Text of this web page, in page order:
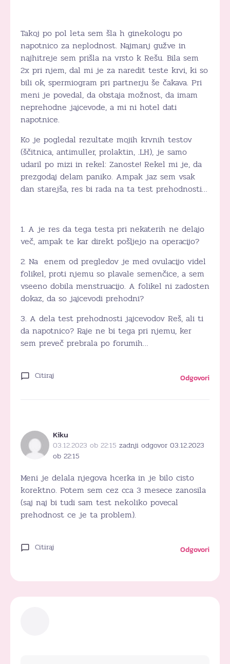
Takoj po pol leta sem šla h ginekologu po
napotnico za neplodnost. Najmanj gužve in
najhitreje sem prišla na vrsto k Rešu. Bila sem
2x pri njem, dal mi je za naredit teste krvi, ki so
bili ok, spermiogram pri partnerju še čakava. Pri
meni je povedal, da obstaja možnost, da imam
neprehodne jajcevode, a mi ni hotel dati
napotnice.
Ko je pogledal rezultate mojih krvnih testov
(ščitnica, antimuller, prolaktin, .LH), je samo
udaril po mizi in rekel: Zanoste! Rekel mi je, da
prezgodaj delam paniko. Ampak jaz sem vsak
dan starejša, res bi rada na ta test prehodnosti…
1. A je res da tega testa pri nekaterih ne delajo
več, ampak te kar direkt pošljejo na operacijo?
2. Na enem od pregledov je med ovulacijo videl
folikel, proti njemu so plavale semenčice, a sem
vseeno dobila menstruacijo. A folikel ni zadosten
dokaz, da so jajcevodi prehodni?
3. A dela test prehodnosti jajcevodov Reš, ali ti
da napotnico? Raje ne bi tega pri njemu, ker
sem preveč prebrala po forumih…
Citiraj Odgovori
Kiku
03.12.2023 ob 22:15 zadnji odgovor 03.12.2023
ob 22:15
Meni je delala njegova hcerka in je bilo cisto
korektno. Potem sem cez cca 3 mesece zanosila
(saj naj bi tudi sam test nekoliko povecal
prehodnost ce je ta problem).
Citiraj Odgovori